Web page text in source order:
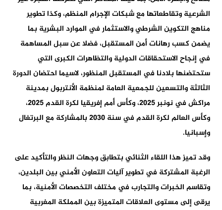
الشرعية وتقاطعاتها مع شبكات الإجرام المنظم، وكذا تطوير
مناهج التكوين الشرطي والاستثمار في الموارد البشرية بما
يضمن كسب رهانات أمن المستقبل، فضلا عن سبل المساهمة
في إنجاح الاستحقاقات الدولية والتظاهرات الكبرى التي
ستحتضنها بلادنا في المستقبل المنظور، لاسيما احتضان الدورة
الثالثة والتسعين للجمعية العامة لمنظمة الأنتربول بمدينة
مراكش في نونبر 2025، وكأس أمم إفريقيا لكرة القدم 2025،
وكأس العالم لكرة القدم في سنة 2030 بالمشاركة مع البرتغال
وإسبانيا.
وقد تميز هذا اللقاء الثنائي بتطابق وجهات النظر والتأكيد على
الرغبة المشتركة في تطوير آليات التعاون الأمني بين البلدين،
وتقاسم الخبرات والتجارب في مختلف التخصصات الأمنية، بما
يرقى إلى مستوى العلاقات المتميزة بين المملكة المغربية